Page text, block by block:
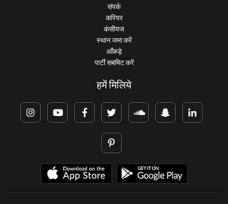
संपर्क
करियर
कंसीयज
स्थान जमा करें
आँकड़े
पार्टी सबमिट करें
हमें मिलिये